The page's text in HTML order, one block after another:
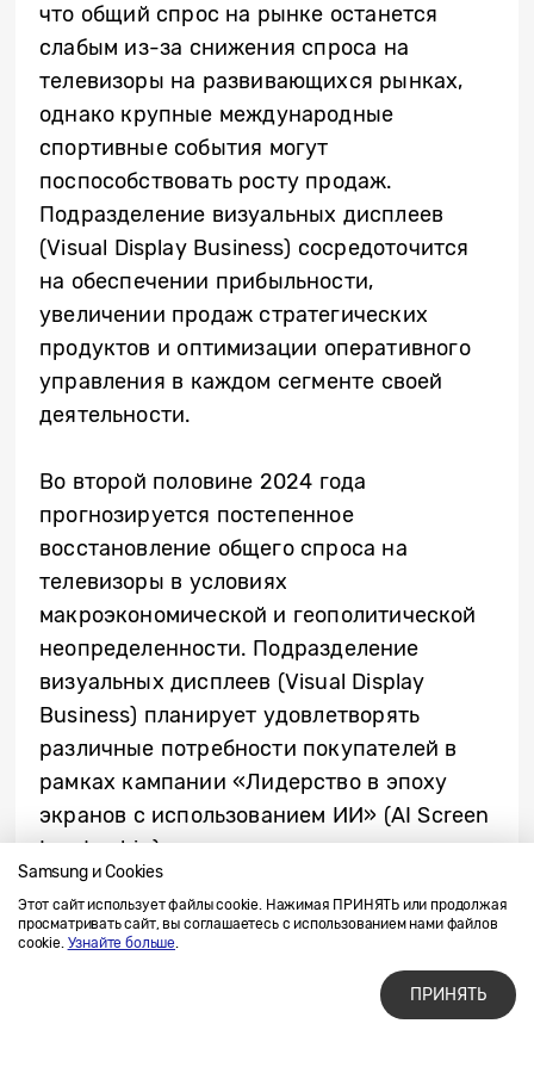
Samsung и Cookies
Этот сайт использует файлы cookie. Нажимая ПРИНЯТЬ или продолжая
просматривать сайт, вы соглашаетесь с использованием нами файлов
cookie. Узнайте больше.
ПРИНЯТЬ
что общий спрос на рынке останется
слабым из-за снижения спроса на
телевизоры на развивающихся рынках,
однако крупные международные
спортивные события могут
поспособствовать росту продаж.
Подразделение визуальных дисплеев
(Visual Display Business) сосредоточится
на обеспечении прибыльности,
увеличении продаж стратегических
продуктов и оптимизации оперативного
управления в каждом сегменте своей
деятельности.
Во второй половине 2024 года
прогнозируется постепенное
восстановление общего спроса на
телевизоры в условиях
макроэкономической и геополитической
неопределенности. Подразделение
визуальных дисплеев (Visual Display
Business) планирует удовлетворять
различные потребности покупателей в
рамках кампании «Лидерство в эпоху
экранов с использованием ИИ» (AI Screen
Leadership) за счет инновационных
премиальных телевизоров и интерьерных
экранов. Кроме того, подразделение
предложит покупателям разносторонний
опыт взаимодействия с подключаемыми
устройствами и будет способствовать